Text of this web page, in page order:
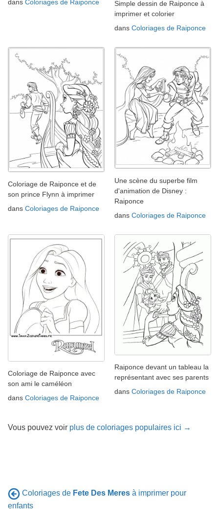
dans Coloriages de Raiponce
Simple dessin de Raiponce à
imprimer et colorier
dans Coloriages de Raiponce
Coloriage de Raiponce et de
son prince Flynn à imprimer
dans Coloriages de Raiponce
Une scène du superbe film
d'animation de Disney :
Raiponce
dans Coloriages de Raiponce
Coloriage de Raiponce avec
son ami le caméléon
dans Coloriages de Raiponce
Raiponce devant un tableau la
représentant avec ses parents
dans Coloriages de Raiponce
Vous pouvez voir plus de coloriages populaires ici →
Coloriages de Fete Des Meres à imprimer pour
enfants